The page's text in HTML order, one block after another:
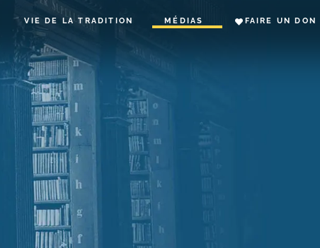
VIE DE LA TRADITION MÉDIAS FAIRE UN DON